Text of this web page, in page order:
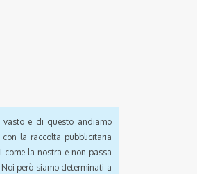
e di questo andiamo
la raccolta pubblicitaria
come la nostra e non passa
però siamo determinati a